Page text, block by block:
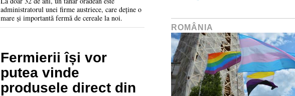
Arad
administratorul unei firme austriece, care deține o
mare și importantă fermă de cereale la noi.
Fermierii își vor
putea vinde
produsele direct din
ROMÂNIA